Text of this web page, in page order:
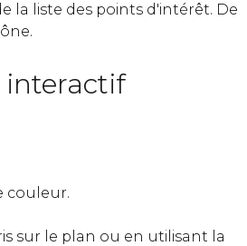
la liste des points d'intérêt. De
interactif
couleur.
sur le plan ou en utilisant la